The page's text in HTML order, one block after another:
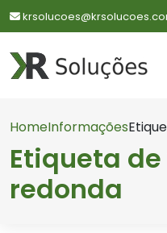
HomeInformações
Etiqueta
redonda